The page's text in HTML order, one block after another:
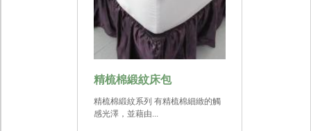
精梳棉緞紋床包
精梳棉緞紋系列 有精梳棉細緻的觸
感光澤，並藉由...